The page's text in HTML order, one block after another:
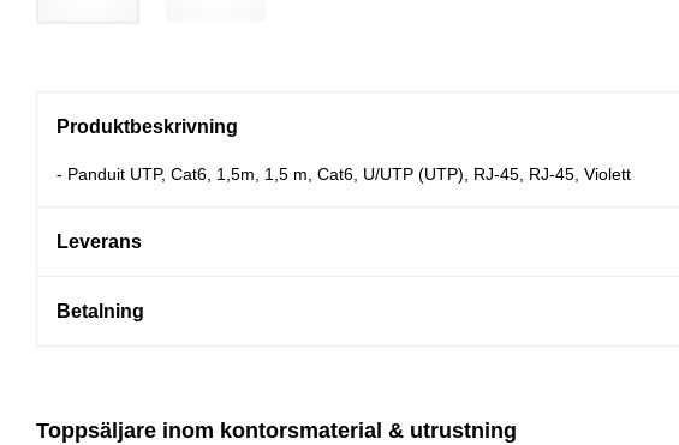
Produktbeskrivning
- Panduit UTP, Cat6, 1,5m, 1,5 m, Cat6, U/UTP (UTP), RJ-45, RJ-45, Violett
Leverans
Betalning
Toppsäljare inom kontorsmaterial & utrustning